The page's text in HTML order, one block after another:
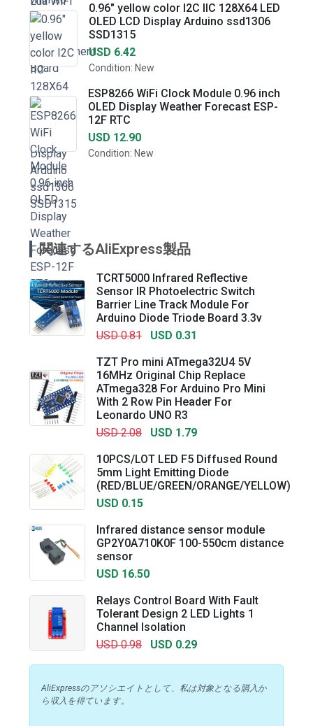
0.96" yellow color I2C IIC 128X64 LED
OLED LCD Display Arduino ssd1306
SSD1315
USD 6.42
Condition: New
ESP8266 WiFi Clock Module 0.96 inch
OLED Display Weather Forecast ESP-
12F RTC
USD 12.90
Condition: New
関連するAliExpress製品
TCRT5000 Infrared Reflective
Sensor IR Photoelectric Switch
Barrier Line Track Module For
Arduino Diode Triode Board 3.3v
USD 0.81
USD 0.31
TZT Pro mini ATmega32U4 5V
16MHz Original Chip Replace
ATmega328 For Arduino Pro Mini
With 2 Row Pin Header For
Leonardo UNO R3
USD 2.08
USD 1.79
10PCS/LOT LED F5 Diffused Round
5mm Light Emitting Diode
(RED/BLUE/GREEN/ORANGE/YELLOW)
USD 0.15
Infrared distance sensor module
GP2Y0A710K0F 100-550cm distance
sensor
USD 16.50
Relays Control Board With Fault
Tolerant Design 2 LED Lights 1
Channel Isolation
USD 0.98
USD 0.29
AliExpressのアソシエイトとして、私は対象となる購入か
ら収入を得ています。